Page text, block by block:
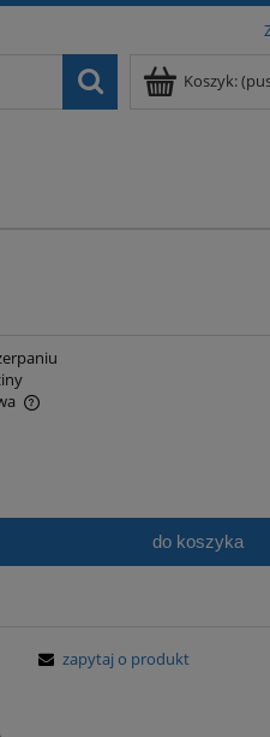
Koszyk:
do koszyka
zapytaj o produkt